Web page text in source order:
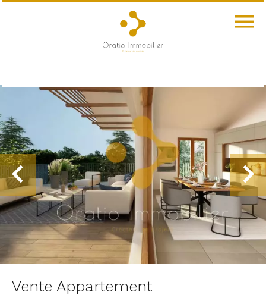
Vente Appartement